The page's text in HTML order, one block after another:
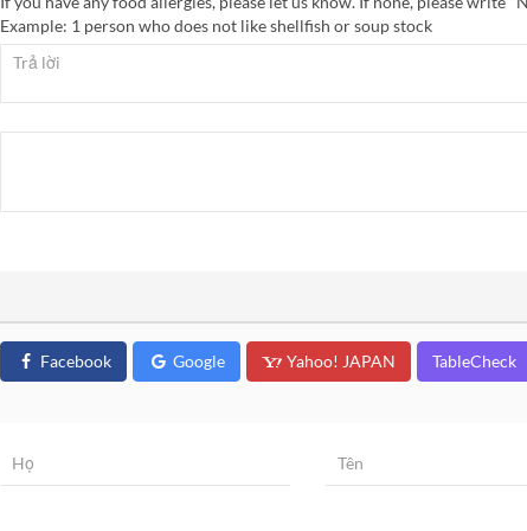
Example: 1 person who does not like shellfish or soup stock
Facebook Google Yahoo! JAPAN TableCheck